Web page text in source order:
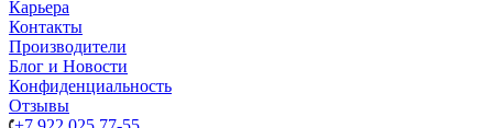
Карьера
Контакты
Производители
Блог и Новости
Конфиденциальность
Отзывы